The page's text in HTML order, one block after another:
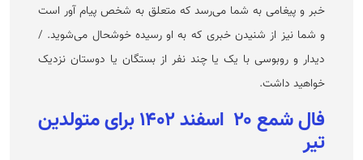
خبر و پیغامی به شما می‌رسد که متعلق به شخص پیام آور است
و شما نیز از شنیدن خبری که به او رسیده خوشحال می‌شوید. /
دیدار و روبوسی با یک یا چند نفر از بستگان یا دوستان نزدیک
خواهید داشت.
فال شمع ۲۰ اسفند ۱۴۰۲ برای متولدین
تیر